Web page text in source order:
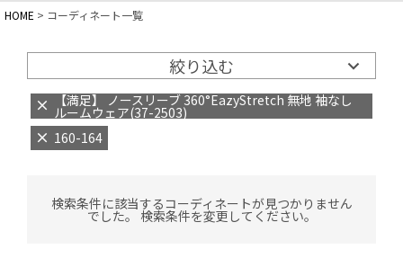
HOME コーディネート一覧
絞り込む
【満足】 ノースリーブ 360°EazyStretch 無地 袖なし
ルームウェア(37-2503)
160-164
検索条件に該当するコーディネートが見つかりません
でした。 検索条件を変更してください。